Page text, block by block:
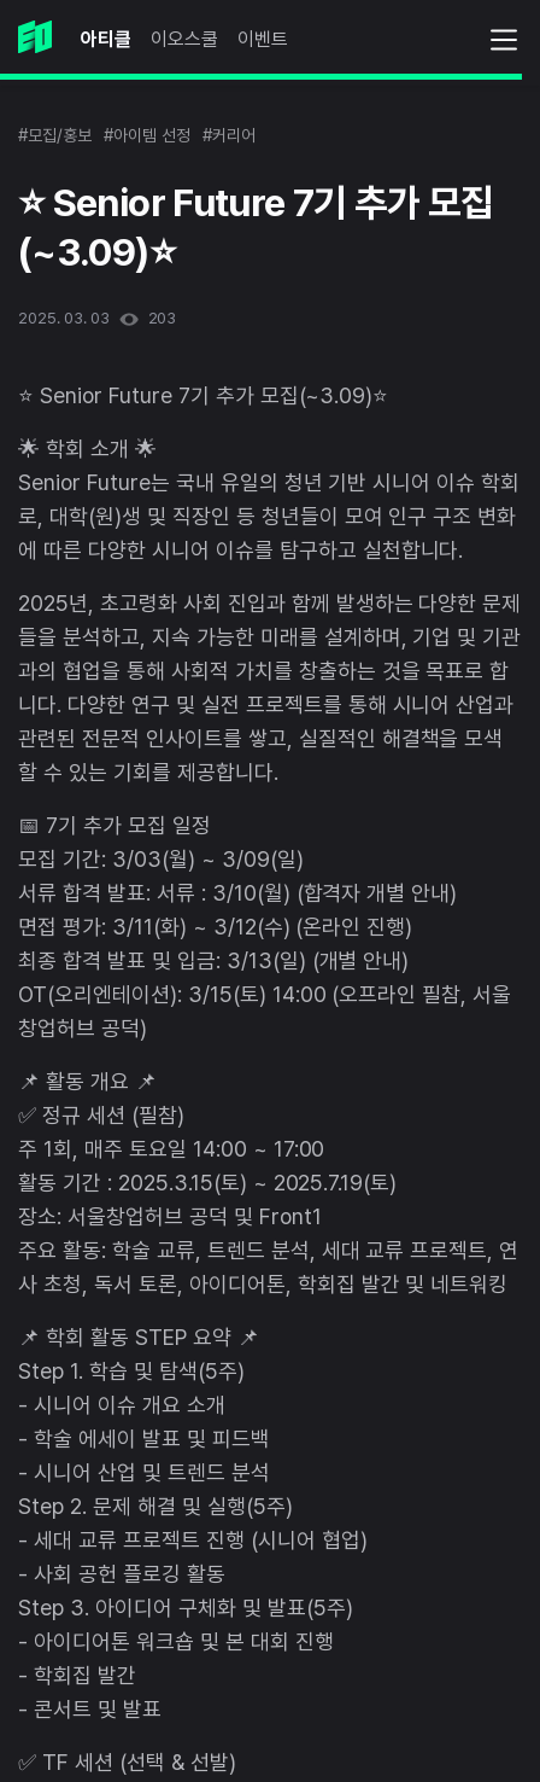
아티클 이오스쿨 이벤트
#모집/홍보 #아이템 선정 #커리어
⭐ Senior Future 7기 추가 모집
(~3.09)⭐
2025. 03. 03 203
⭐ Senior Future 7기 추가 모집(~3.09)⭐
🌟 학회 소개 🌟
Senior Future는 국내 유일의 청년 기반 시니어 이슈 학회
로, 대학(원)생 및 직장인 등 청년들이 모여 인구 구조 변화
에 따른 다양한 시니어 이슈를 탐구하고 실천합니다.
2025년, 초고령화 사회 진입과 함께 발생하는 다양한 문제
들을 분석하고, 지속 가능한 미래를 설계하며, 기업 및 기관
과의 협업을 통해 사회적 가치를 창출하는 것을 목표로 합
니다. 다양한 연구 및 실전 프로젝트를 통해 시니어 산업과
관련된 전문적 인사이트를 쌓고, 실질적인 해결책을 모색
할 수 있는 기회를 제공합니다.
📅 7기 추가 모집 일정
모집 기간: 3/03(월) ~ 3/09(일)
서류 합격 발표: 서류 : 3/10(월) (합격자 개별 안내)
면접 평가: 3/11(화) ~ 3/12(수) (온라인 진행)
최종 합격 발표 및 입금: 3/13(일) (개별 안내)
OT(오리엔테이션): 3/15(토) 14:00 (오프라인 필참, 서울
창업허브 공덕)
📌 활동 개요 📌
✅ 정규 세션 (필참)
주 1회, 매주 토요일 14:00 ~ 17:00
활동 기간 : 2025.3.15(토) ~ 2025.7.19(토)
장소: 서울창업허브 공덕 및 Front1
주요 활동: 학술 교류, 트렌드 분석, 세대 교류 프로젝트, 연
사 초청, 독서 토론, 아이디어톤, 학회집 발간 및 네트워킹
📌 학회 활동 STEP 요약 📌
Step 1. 학습 및 탐색(5주)
- 시니어 이슈 개요 소개
- 학술 에세이 발표 및 피드백
- 시니어 산업 및 트렌드 분석
Step 2. 문제 해결 및 실행(5주)
- 세대 교류 프로젝트 진행 (시니어 협업)
- 사회 공헌 플로깅 활동
Step 3. 아이디어 구체화 및 발표(5주)
- 아이디어톤 워크숍 및 본 대회 진행
- 학회집 발간
- 콘서트 및 발표
✅ TF 세션 (선택 & 선발)